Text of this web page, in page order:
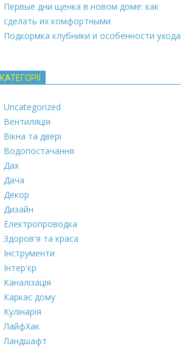
Первые дни щенка в новом доме: как
сделать их комфортными
Подкормка клубники и особенности ухода
КАТЕГОРІЇ
Uncategorized
Вентиляція
Вікна та двері
Водопостачання
Дах
Дача
Декор
Дизайн
Електропроводка
Здоров'я та краса
Інструменти
Інтер'єр
Каналізація
Каркас дому
Кулінарія
ЛайфХак
Ландшафт